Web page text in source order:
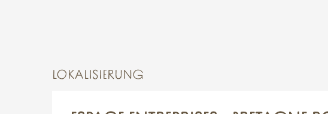
LOKALISIERUNG